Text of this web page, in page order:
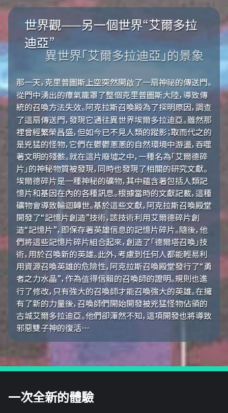
世界觀——另一個世界“艾爾多拉
迪亞”
異世界「艾爾多拉迪亞」的景象
那一天，克里普圖斯上空突然開啟了一扇神祕的傳送門。
從門中湧出的瘴氣籠罩了整個克里普圖斯大陸，導致傳
統的召喚方法失效。阿克拉斯召喚殿為了探明原因，調查
了這扇傳送門，發現它通往異世界埃爾多拉迪亞。雖然那
裡曾經繁榮昌盛，但如今已不見人類的蹤影；取而代之的
是兇猛的怪物，它們在鬱鬱蔥蔥的自然環境中游盪，吞噬
著文明的殘骸。就在這片廢墟之中，一種名為「艾爾德碎
片」的神秘物質被發現，同時也發現了相關的研究文獻。
埃爾德碎片是一種神秘的礦物，其中蘊含著包括人類記
憶片和基因在內的各種訊息。根據當時的文獻記載，這種
礦物會導致輪迴轉世。基於這些文獻，阿克拉斯召喚殿堂
開發了“記憶片創造”技術，該技術利用艾爾德碎片創
造“記憶片”，即保存著英雄信息的記憶片碎片。隨後，他
們將這些記憶片碎片組合起來，創造了「德爾塔召喚」技
術，用於召喚新的英雄。此外，考慮到任何人都能輕易利
用資源召喚英雄的危險性，阿克拉斯召喚殿堂發行了“勇
者之力水晶”，作為值得信賴的召喚師的證明。規則也進
行了修改，只有強大的召喚師才能召喚強大的英雄。在擁
有了新的力量後，召喚師們開始開發被兇猛怪物佔領的
古城艾爾多拉迪亞。他們卻渾然不知，這項開發也將導致
邪惡雙子神的復活…
一次全新的體驗